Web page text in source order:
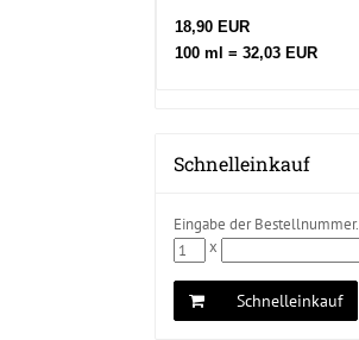
18,90 EUR
100 ml = 32,03 EUR
Schnelleinkauf
Eingabe der Bestellnummer.
x
Schnelleinkauf